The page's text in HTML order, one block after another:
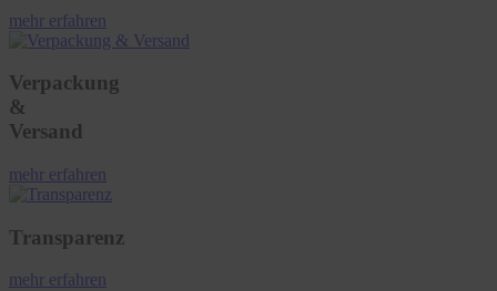
mehr erfahren
Verpackung
&
Versand
mehr erfahren
Transparenz
mehr erfahren